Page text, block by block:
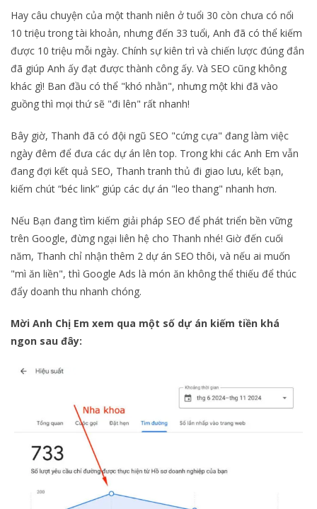
Hay câu chuyện của một thanh niên ở tuổi 30 còn chưa có nổi
10 triệu trong tài khoản, nhưng đến 33 tuổi, Anh đã có thể kiếm
được 10 triệu mỗi ngày. Chính sự kiên trì và chiến lược đúng đắn
đã giúp Anh ấy đạt được thành công ấy. Và SEO cũng không
khác gì! Ban đầu có thể "khó nhằn", nhưng một khi đã vào
guồng thì mọi thứ sẽ "đi lên" rất nhanh!
Bây giờ, Thanh đã có đội ngũ SEO "cứng cựa" đang làm việc
ngày đêm để đưa các dự án lên top. Trong khi các Anh Em vẫn
đang đợi kết quả SEO, Thanh tranh thủ đi giao lưu, kết bạn,
kiếm chút “béc link” giúp các dự án "leo thang" nhanh hơn.
Nếu Bạn đang tìm kiếm giải pháp SEO để phát triển bền vững
trên Google, đừng ngại liên hệ cho Thanh nhé! Giờ đến cuối
năm, Thanh chỉ nhận thêm 2 dự án SEO thôi, và nếu ai muốn
"mì ăn liền", thì Google Ads là món ăn không thể thiếu để thúc
đẩy doanh thu nhanh chóng.
Mời Anh Chị Em xem qua một số dự án kiếm tiền khá
ngon sau đây: